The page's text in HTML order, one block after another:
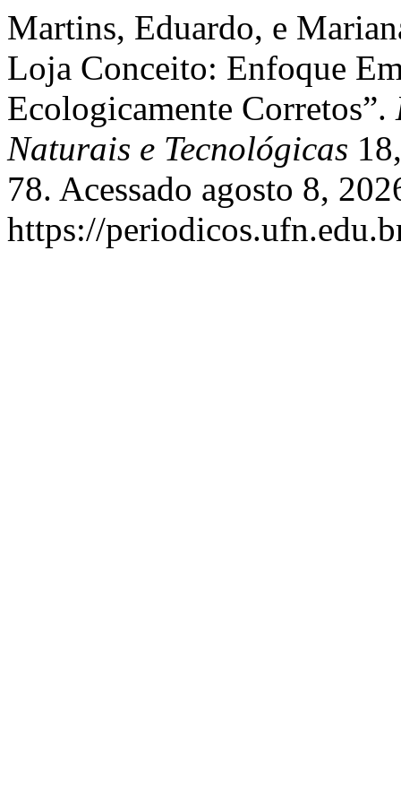
Martins, Eduardo, e
Loja Conceito: Enfoque
Ecologicamente Corretos”.
Naturais e Tecnológicas
78. Acessado agosto 8,
https://